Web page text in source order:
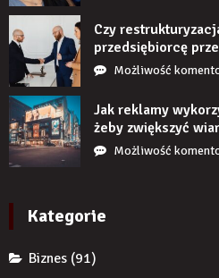
Czy
przedsiębiorcę
Możliwość
Jak reklamy
żeby zwiększyć
Możliwość
Kategorie
Biznes (91)